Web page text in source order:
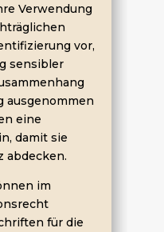
Verwendung
vor,
sensibler
ausgenommen
eine
damit sie
abdecken.
im
für die